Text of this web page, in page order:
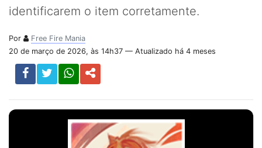
identificarem o item corretamente.
Por
Free Fire Mania
20 de março de 2026, às 14h37 — Atualizado há 4 meses